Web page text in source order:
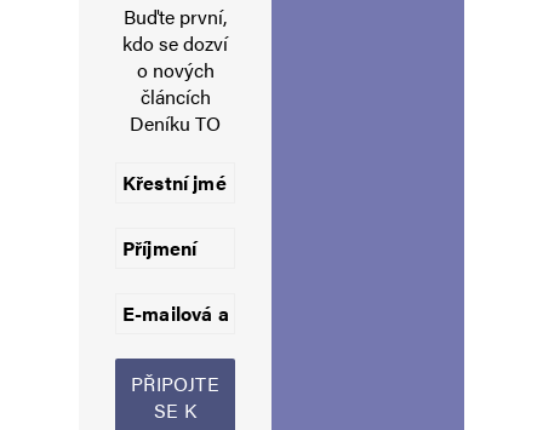
Uložit do prohlížeče jméno, e-mail a webovou stránku pro budoucí
Informujte mě o nových komentářích e-mailem.
Alternative:
Buďte první,
kdo se dozví
o nových
článcích
Deníku TO